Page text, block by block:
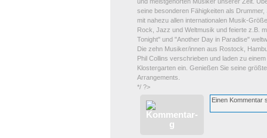
seine besonderen Fähigkeiten als
mit nahezu allen internationalen Musik-
Rock, Jazz und Weltmusik und feierte z.B.
Tonight" und "Another Day in Paradise"
Die zehn Musiker/innen aus Rostock,
Phil Collins verschrieben und laden zu
Klostergarten ein. Genießen Sie seine
Arrangements.
*/ ?>